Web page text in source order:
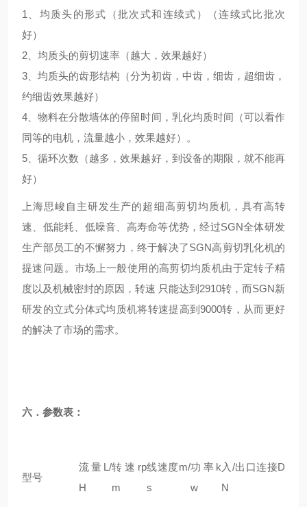
1、均质头的形式（批次式和连续式）（连续式比批次
好）
2、均质头的剪切速率（越大，效果越好）
3、均质头的齿形结构（分为初齿，中齿，细齿，超细齿，
约细齿效果越好）
4、物料在分散墙体的停留时间，乳化均质时间（可以看作
同等的电机，流量越小，效果越好）。
5、循环次数（越多，效果越好，到设备的期限，就不能再
好）
上海思峻自主研发生产的超细高剪切均质机，具有高转
速、低能耗、低噪音、高寿命等优势，经过SGN全体研发
生产部员工的不懈努力，终于解决了SGN高剪切乳化机的
提速问题。市场上一般使用的高剪切均质机由于定转子精
度以及机械密封的原因，转速 只能达到2910转，而SGN新
研发的立式分体式均质机将转速提高到9000转，从而更好
的解决了市场的需求。
六．参数表：
型号
流量L/
H
转速rp
m
线速度m/
s
功率k
w
入/出口连接D
N